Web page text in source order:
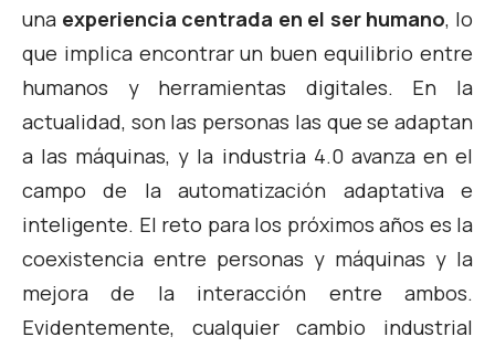
una experiencia centrada en el ser humano, lo
que implica encontrar un buen equilibrio entre
humanos y herramientas digitales. En la
actualidad, son las personas las que se adaptan
a las máquinas, y la industria 4.0avanza en el
campo de la automatización adaptativa e
inteligente. El reto para los próximos años es la
coexistencia entre personas y máquinas y la
mejora de la interacción entre ambos.
Evidentemente, cualquier cambio industrial